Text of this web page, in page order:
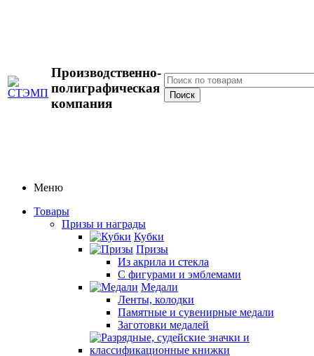
Производственно-
полиграфическая
компания
Меню
Товары
Призы и награды
Кубки
Призы
Из акрила и стекла
С фигурами и эмблемами
Медали
Ленты, колодки
Памятные и сувенирные медали
Заготовки медалей